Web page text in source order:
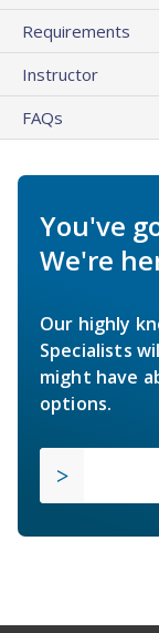
Requirements
Instructor
FAQs
You've
We're
Our highly
Specialists
might have
options.